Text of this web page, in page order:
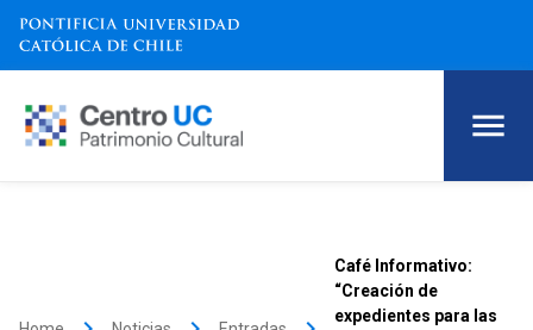
Café Informativo:
“Creación de
expedientes para las